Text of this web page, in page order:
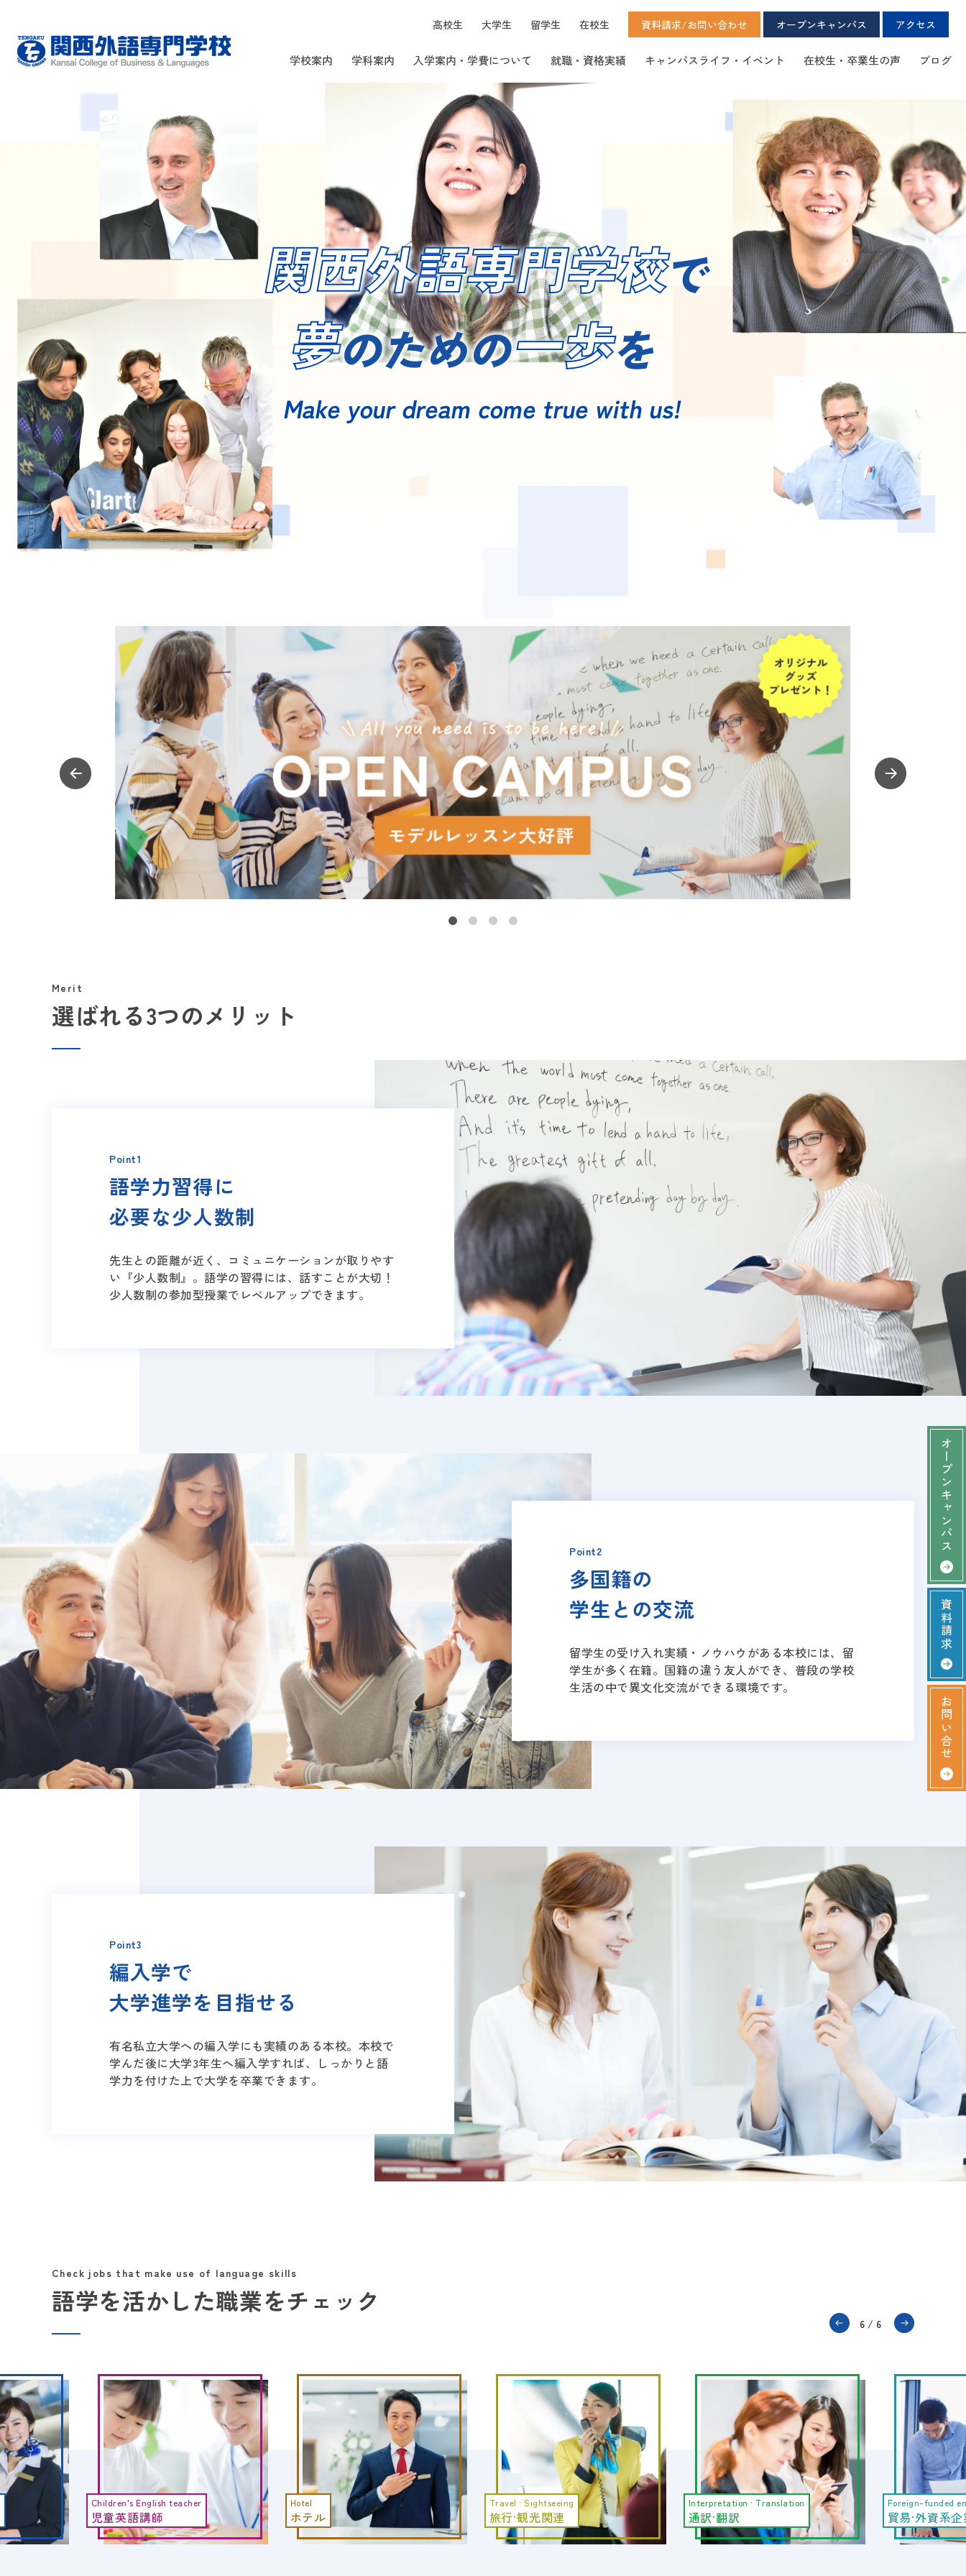
学校案内
関西外語の特徴 施設・学校生活の様子 留学について
学科案内
高校生の方へ
4年制語学専門学校について
4年制高度国際英語学科・英語通訳翻訳養
成専攻
英語通訳翻訳養成専攻
国際日本専攻
貿易専攻
留学専攻
大学編入学を希望される方へ
大学生・社会人の方へ
国際ビジネス研究専攻
SEED：英語特別専攻
英語通訳翻訳養成専攻
貿易専攻
留学生の方へ
日中・日韓通訳翻訳養成専攻
貿易専攻
国際日本専攻
関関同立・私立大学進学コース
入学案内・学費について
募集要項 学費・奨学金各種サポート 宿舎について AO入試実施要項
就職・資格実績
語学を活かした職業の紹介 就職活動スケジュール 合同企業説明会
TOEIC伸び率
キャンパスライフ・イベント
全国スピーチコンテスト 施設・学校生活の様子 ボランティア通訳
在校生・卒業生の声
在学生の声 卒業生の声
ブログ
高校生 大学生 留学生 在校生 資料請求/お問い合わせ オープンキャンパス アクセス
オープンキャンパス
資料請求
お問い合せ
関西外語専門学校で
夢のための一歩を
Make your dream come true with us!
Merit
選ばれる3つのメリット
Point1
語学力習得に
必要な少人数制
先生との距離が近く、コミュニケーションが取りやす
い『少人数制』。語学の習得には、話すことが大切！
少人数制の参加型授業でレベルアップできます。
Point2
多国籍の
学生との交流
留学生の受け入れ実績・ノウハウがある本校には、留
学生が多く在籍。国籍の違う友人ができ、普段の学校
生活の中で異文化交流ができる環境です。
Point3
編入学で
大学進学を目指せる
有名私立大学への編入学にも実績のある本校。本校で
学んだ後に大学3年生へ編入学すれば、しっかりと語
学力を付けた上で大学を卒業できます。
Check jobs that make use of language skills
語学を活かした職業をチェック
1/6
Hotel
ホテル
Travel · Sightseeing
旅行·観光関連
Interpretation · Translation
通訳·翻訳
Foreign-funded enterprises
貿易·外資系企業
Airport service
エアポートサ